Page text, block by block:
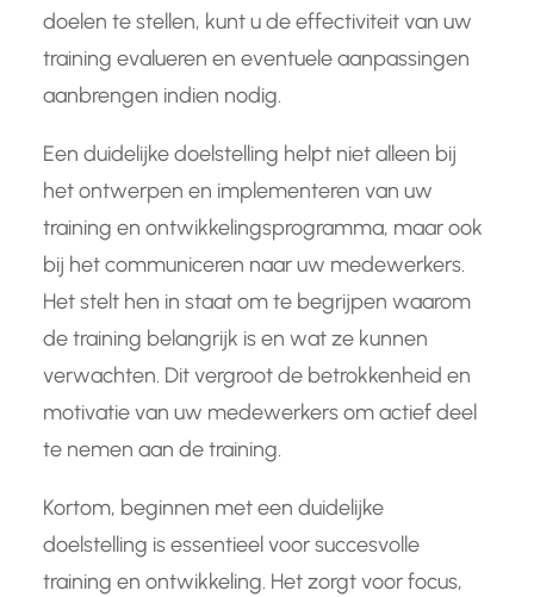
doelen te stellen, kunt u de effectiviteit van uw
training evalueren en eventuele aanpassingen
aanbrengen indien nodig.
Een duidelijke doelstelling helpt niet alleen bij
het ontwerpen en implementeren van uw
training en ontwikkelingsprogramma, maar ook
bij het communiceren naar uw medewerkers.
Het stelt hen in staat om te begrijpen waarom
de training belangrijk is en wat ze kunnen
verwachten. Dit vergroot de betrokkenheid en
motivatie van uw medewerkers om actief deel
te nemen aan de training.
Kortom, beginnen met een duidelijke
doelstelling is essentieel voor succesvolle
training en ontwikkeling. Het zorgt voor focus,